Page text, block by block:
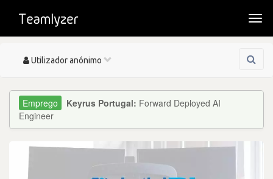
Toggle
Utilizador anónimo
Keyrus Portugal: Forward Deployed AI
Engineer